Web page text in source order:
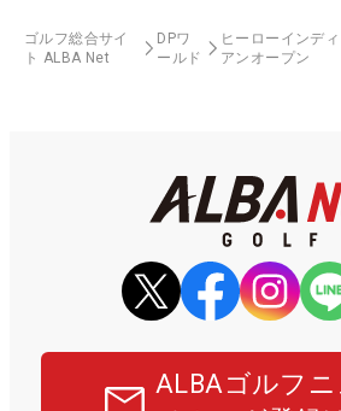
ゴルフ総合サイ
ト ALBA Net
DPワ
ールド
ヒーローインディ
アンオープン
ALBAゴルフニ